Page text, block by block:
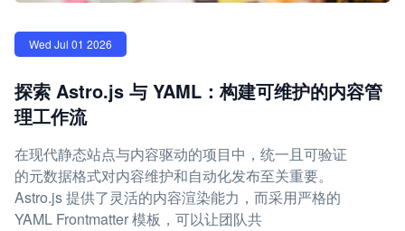
Wed Jul 01 2026
探索 Astro.js 与 YAML：构建可维护的内容管
理工作流
在现代静态站点与内容驱动的项目中，统一且可验证
的元数据格式对内容维护和自动化发布至关重要。
Astro.js 提供了灵活的内容渲染能力，而采用严格的
YAML Frontmatter 模板，可以让团队共